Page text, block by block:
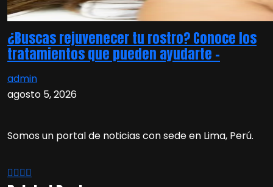
¿Buscas rejuvenecer tu rostro? Conoce los
tratamientos que pueden ayudarte –
admin
agosto 5, 2026
Somos un portal de noticias con sede en Lima, Perú.